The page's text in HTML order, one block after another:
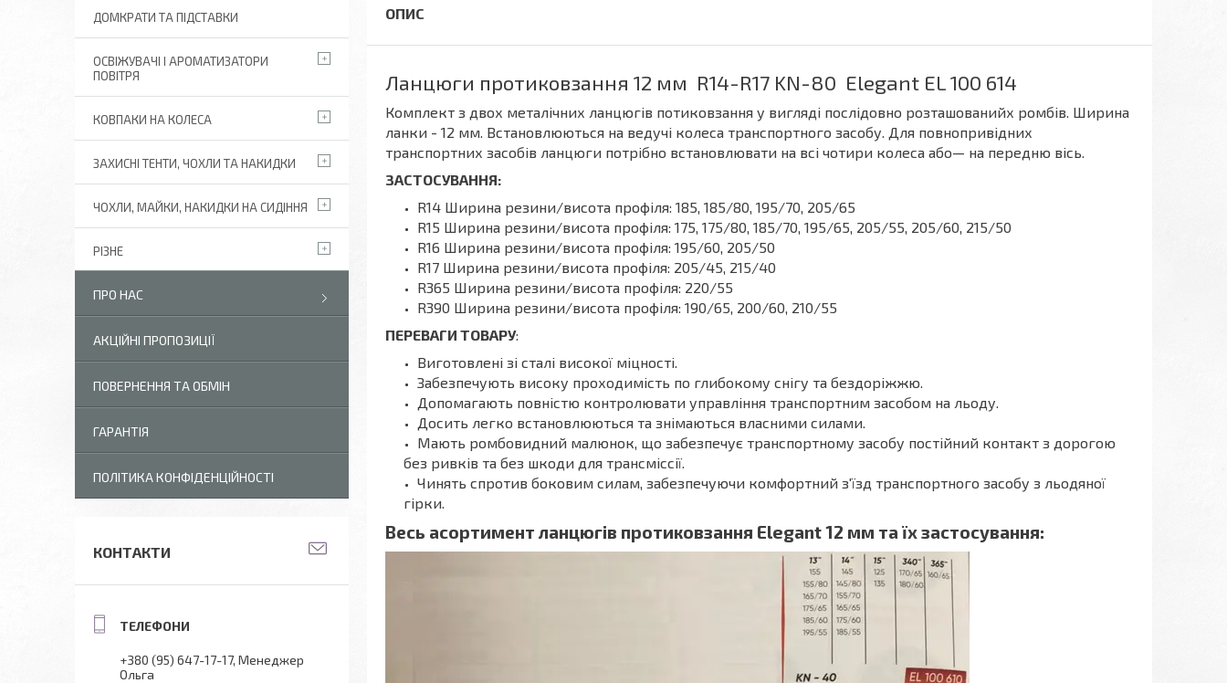
Ланцюги протиковзання 12 мм R14-R17 KN-80 Elegant EL 100 614
Комплект з двох металічних ланцюгів потиковзання у вигляді послідовно розташованийх ромбів. Ширина
ланки - 12 мм. Встановлюються на ведучі колеса транспортного засобу. Для повнопривідних
транспортних засобів ланцюги потрібно встановлювати на всі чотири колеса або— на передню вісь.
ЗАСТОСУВАННЯ:
R14 Ширина резини/висота профіля: 185, 185/80, 195/70, 205/65
R15 Ширина резини/висота профіля: 175, 175/80, 185/70, 195/65, 205/55, 205/60, 215/50
R16 Ширина резини/висота профіля: 195/60, 205/50
R17 Ширина резини/висота профіля: 205/45, 215/40
R365 Ширина резини/висота профіля: 220/55
R390 Ширина резини/висота профіля: 190/65, 200/60, 210/55
ПЕРЕВАГИ ТОВАРУ:
Виготовлені зі сталі високої міцності.
Забезпечують високу проходимість по глибокому снігу та бездоріжжю.
Допомагають повністю контролювати управління транспортним засобом на льоду.
Досить легко встановлюються та знімаються власними силами.
Мають ромбовидний малюнок, що забезпечує транспортному засобу постійний контакт з дорогою
без ривків та без шкоди для трансміссії.
Чинять спротив боковим силам, забезпечуючи комфортний з'їзд транспортного засобу з льодяної
гірки.
Весь асортимент ланцюгів протиковзання Elegant 12 мм та їх застосування:
ДОМКРАТИ ТА ПІДСТАВКИ
ОСВІЖУВАЧІ І АРОМАТИЗАТОРИ
ПОВІТРЯ
КОВПАКИ НА КОЛЕСА
ЗАХИСНІ ТЕНТИ, ЧОХЛИ ТА НАКИДКИ
ЧОХЛИ, МАЙКИ, НАКИДКИ НА СИДІННЯ
РІЗНЕ
ПРО НАС
АКЦІЙНІ ПРОПОЗИЦІЇ
ПОВЕРНЕННЯ ТА ОБМІН
ГАРАНТІЯ
ПОЛІТИКА КОНФІДЕНЦІЙНОСТІ
КОНТАКТИ
+380 (95) 647-17-17 Менеджер
Ольга